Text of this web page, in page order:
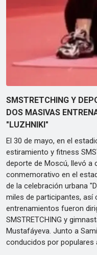
SMSTRETCHING Y
DOS MASIVAS
"LUZHNIKI"
El 30 de mayo, en el
estiramiento y fitness
deporte de Moscú, llevó a
conmemorativo en el
de la celebración urbana
miles de participantes,
entrenamientos fueron
SMSTRETCHING y
Mustafáyeva. Junto a
conducidos por populares